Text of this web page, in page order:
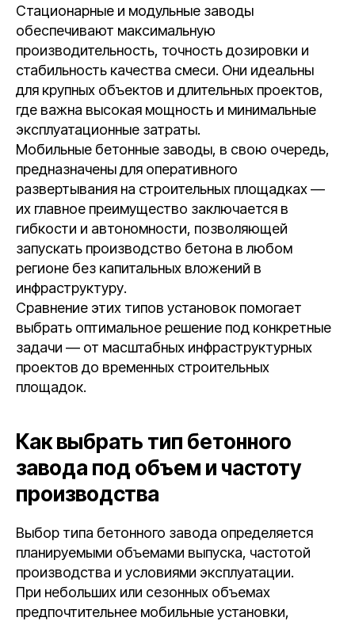
Стационарные и модульные заводы
обеспечивают максимальную
производительность, точность дозировки и
стабильность качества смеси. Они идеальны
для крупных объектов и длительных проектов,
где важна высокая мощность и минимальные
эксплуатационные затраты.
Мобильные бетонные заводы, в свою очередь,
предназначены для оперативного
развертывания на строительных площадках —
их главное преимущество заключается в
гибкости и автономности, позволяющей
запускать производство бетона в любом
регионе без капитальных вложений в
инфраструктуру.
Сравнение этих типов установок помогает
выбрать оптимальное решение под конкретные
задачи — от масштабных инфраструктурных
проектов до временных строительных
площадок.
Как выбрать тип бетонного
завода под объем и частоту
производства
Выбор типа бетонного завода определяется
планируемыми объемами выпуска, частотой
производства и условиями эксплуатации.
При небольших или сезонных объемах
предпочтительнее мобильные установки,